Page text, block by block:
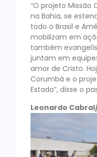
“O projeto Missão
na Bahia, se
todo o Brasil e
mobilizam em
também
juntam em
amor de Cristo.
Corumbá e o
Estado”, disse o
Leonardo